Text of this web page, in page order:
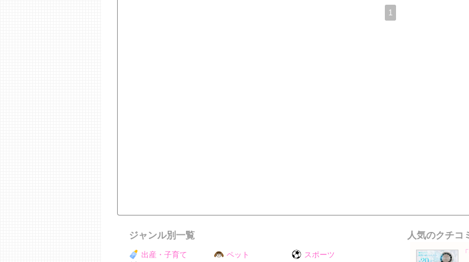
1
ジャンル別一覧
出産・子育て
ペット
スポーツ
人気のクチコ